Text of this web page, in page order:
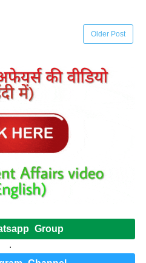
Older Post
Group
.